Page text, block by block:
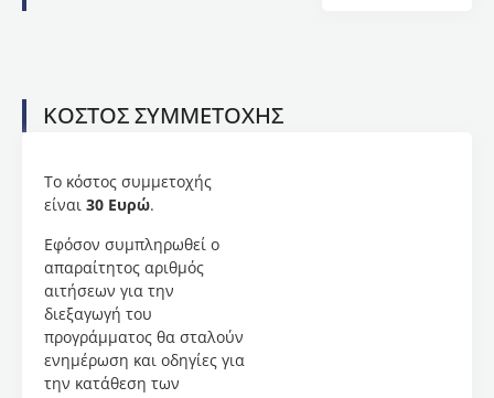
ΚΟΣΤΟΣ ΣΥΜΜΕΤΟΧΗΣ
Το κόστος συμμετοχής
είναι 30 Ευρώ.
Εφόσον συμπληρωθεί ο
απαραίτητος αριθμός
αιτήσεων για την
διεξαγωγή του
προγράμματος θα σταλούν
ενημέρωση και οδηγίες για
την κατάθεση των